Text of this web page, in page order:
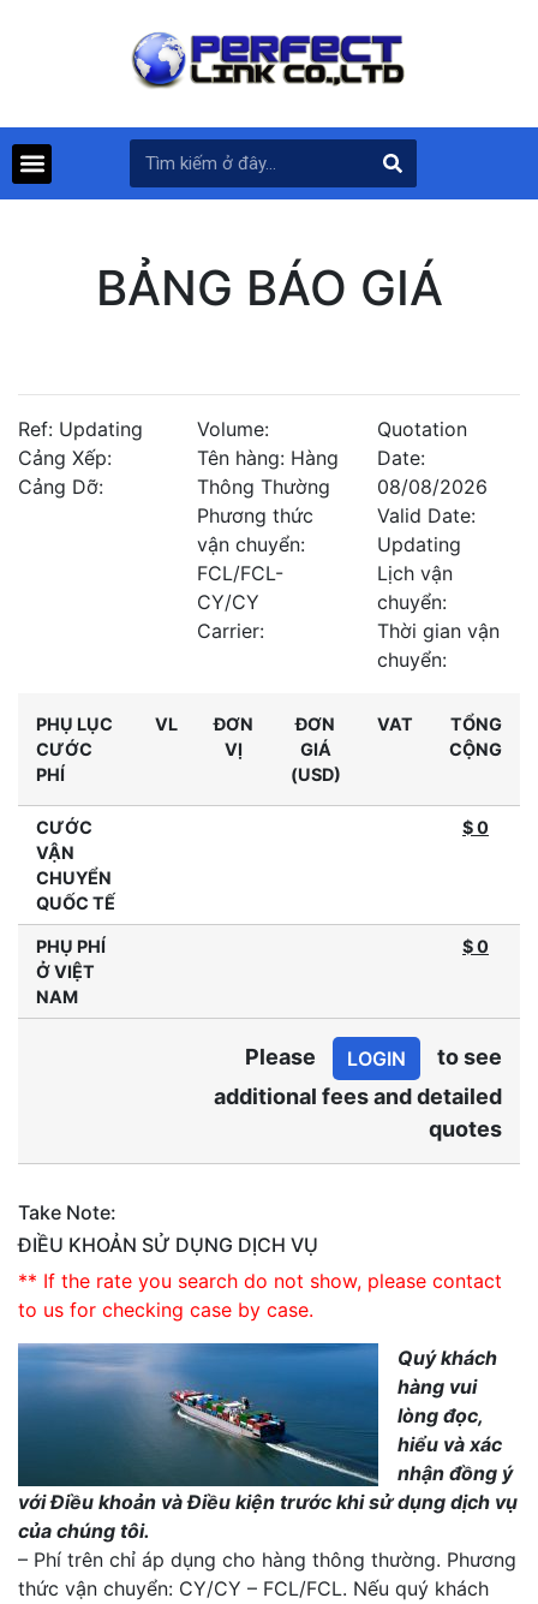
BẢNG BÁO GIÁ
Ref: Updating
Cảng Xếp:
Cảng Dỡ:
Volume:
Tên hàng: Hàng
Thông Thường
Phương thức
vận chuyển:
FCL/FCL-
CY/CY
Carrier:
Quotation
Date:
08/08/2026
Valid Date:
Updating
Lịch vận
chuyển:
Thời gian vận
chuyển:
PHỤ LỤC
CƯỚC
PHÍ
VL
ĐƠN
VỊ
ĐƠN
GIÁ
(USD)
VAT
TỔNG
CỘNG
CƯỚC
VẬN
CHUYỂN
QUỐC TẾ
$ 0
PHỤ PHÍ
Ở VIỆT
NAM
$0
Please LOGIN
to see
additional fees and detailed
quotes
Take Note:
ĐIỀU KHOẢN SỬ DỤNG DỊCH VỤ
** If the rate you search do not show, please contact
to us for checking case by case.
Quý khách
hàng vui
lòng đọc,
hiểu và xác
nhận đồng ý
với Điều khoản và Điều kiện trước khi sử dụng dịch vụ
của chúng tôi.
– Phí trên chỉ áp dụng cho hàng thông thường. Phương
thức vận chuyển: CY/CY – FCL/FCL. Nếu quý khách